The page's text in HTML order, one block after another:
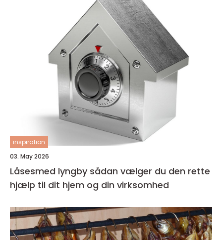
inspiration
03. May 2026
Låsesmed lyngby sådan vælger du den rette
hjælp til dit hjem og din virksomhed